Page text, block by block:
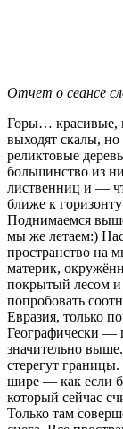
Отчет о сеансе
Горы… красивые,
выходят скалы,
реликтовые
большинство из
лиственниц и —
ближе к
Поднимаемся
мы же летаем:)
пространство на
материк,
покрытый лесом и
попробовать
Евразия, только
Географически —
значительно
стерегут
шире — как если
который сейчас
Только там